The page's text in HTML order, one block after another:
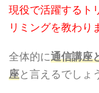
現役で活躍するト
リミングを教わり
全体的に通信講座
座と言えるでしょ